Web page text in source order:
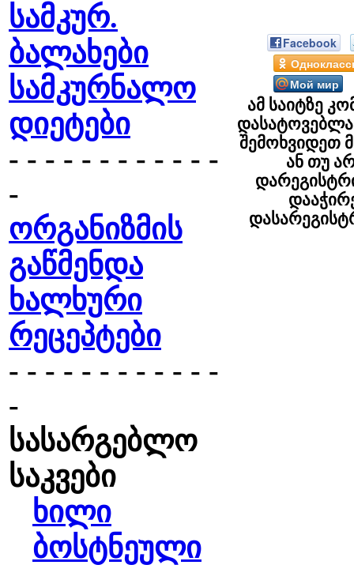
სამკურ.
ბალახები
სამკურნალო
დიეტები
- - - - - - - - - - - -
-
ორგანიზმის
გაწმენდა
ხალხური
რეცეპტები
- - - - - - - - - - - -
-
სასარგებლო
საკვები
ხილი
ბოსტნეული
Facebook
Мой мир
ამ საიტზე
შემოხვიდეთ
ან თუ